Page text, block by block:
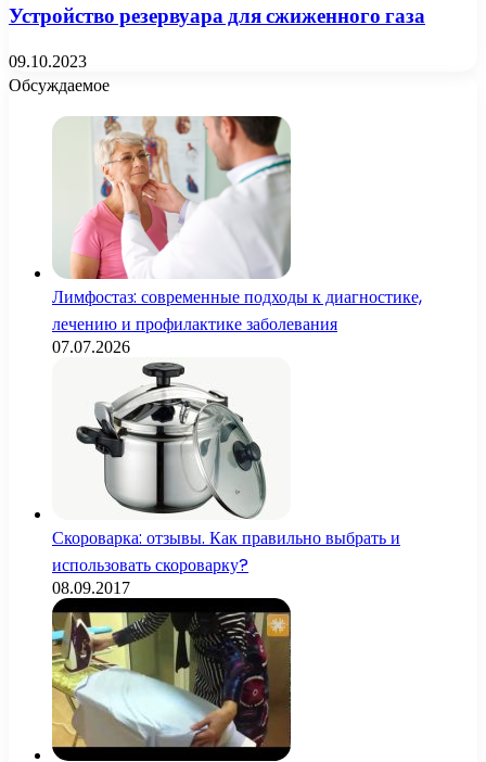
Устройство резервуара для сжиженного газа
09.10.2023
Обсуждаемое
Лимфостаз: современные подходы к диагностике,
лечению и профилактике заболевания
07.07.2026
Скороварка: отзывы. Как правильно выбрать и
использовать скороварку?
08.09.2017